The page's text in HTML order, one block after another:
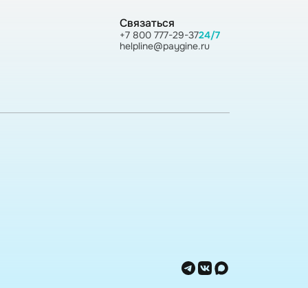
Связаться
+7 800 777-29-3724/7
helpline@paygine.ru